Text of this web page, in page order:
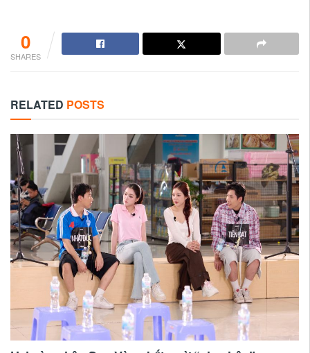
0
SHARES
RELATED POSTS